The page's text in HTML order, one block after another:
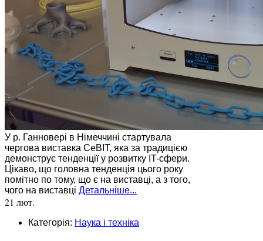
У р. Ганновері в Німеччині стартувала
чергова виставка CeBIT, яка за традицією
демонструє тенденції у розвитку IT-сфери.
Цікаво, що головна тенденція цього року
помітно по тому, що є на виставці, а з того,
чого на виставці Детальніше...
21 лют.
Категорія: Наука і техніка